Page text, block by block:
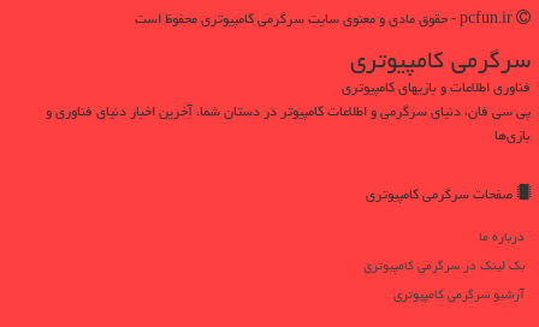
سرگرمی كامپیوتری
فناوری اطلاعات و بازیهای کامپیوتری
پی سی فان، دنیای سرگرمی و اطلاعات کامپیوتر در دستان شما، آخرین اخبار دنیای فناوری و
بازی‌ها
صفحات سرگرمی كامپیوتری
درباره ما
بک لینک در سرگرمی كامپیوتری
آرشیو سرگرمی كامپیوتری